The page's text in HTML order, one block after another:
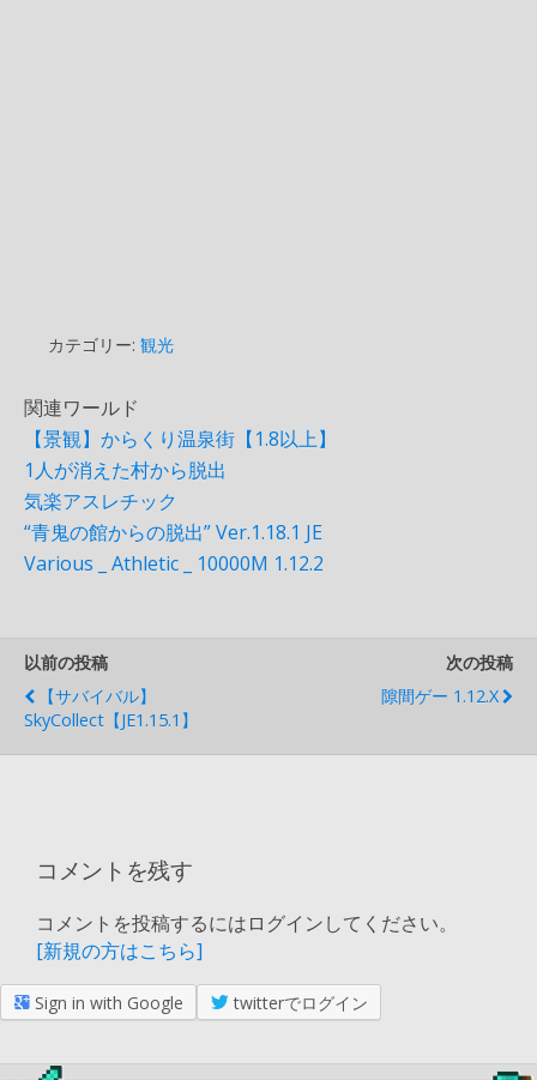
カテゴリー: 観光
関連ワールド
【景観】からくり温泉街【1.8以上】
1人が消えた村から脱出
気楽アスレチック
“青鬼の館からの脱出” Ver.1.18.1 JE
Various _ Athletic _ 10000M 1.12.2
以前の投稿
【サバイバル】
SkyCollect【JE1.15.1】
次の投稿
隙間ゲー 1.12.x
コメントを残す
コメントを投稿するにはログインしてください。
[新規の方はこちら]
Sign in with Google twitterでログイン